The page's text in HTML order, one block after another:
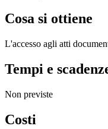
Cosa si ottiene
L'accesso agli atti
Tempi e
Non previste
Costi